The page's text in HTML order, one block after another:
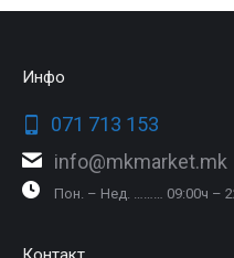
Инфо
071 713 153
info@mkmarket.mk
Пон. – Нед. ……… 09:00ч –